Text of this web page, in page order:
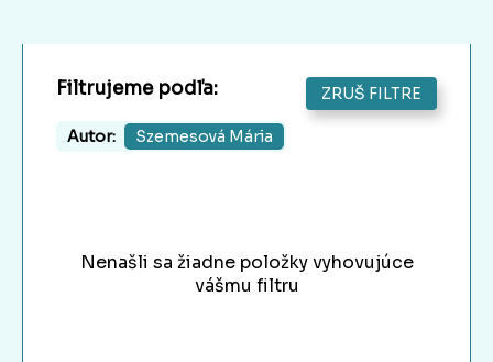
Filtrujeme podľa: ZRUŠ FILTRE
Autor: Szemesová Mária
Nenašli sa žiadne položky vyhovujúce
vášmu filtru